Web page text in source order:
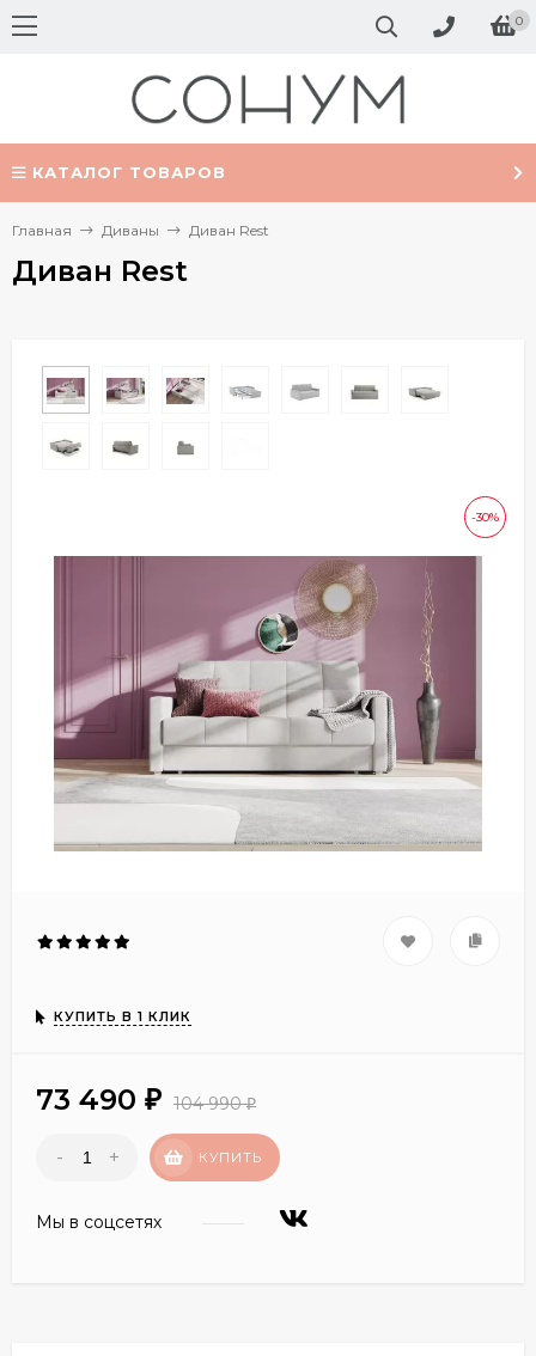
0
КАТАЛОГ ТОВАРОВ
Главная Диваны Диван Rest
Диван Rest
-30%
КУПИТЬ В 1 КЛИК
73 490 ₽ 104 990₽
- + КУПИТЬ
Мы в соцсетях